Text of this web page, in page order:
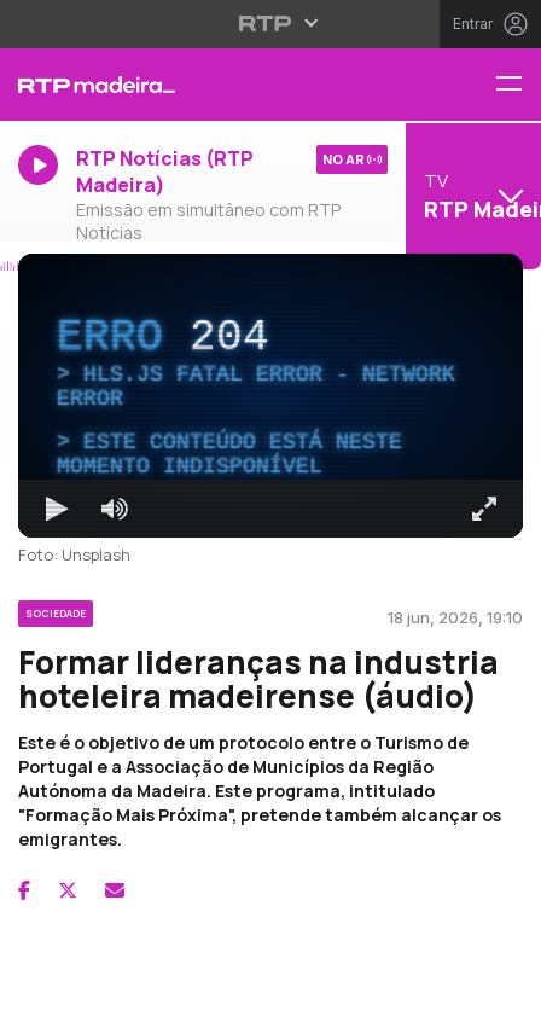
Entrar
RTP Notícias (RTP
Madeira)
Emissão em simultâneo com RTP
Notícias
NO AR
TV
RTP
ERRO204
HLS.JS FATAL ERROR - NETWORK
ERROR
ESTE CONTEÚDO ESTÁ NESTE
MOMENTO INDISPONÍVEL
Foto: Unsplash
SOCIEDADE 18 jun, 2026, 19:10
Formar lideranças na industria
hoteleira madeirense (áudio)
Este é o objetivo de um protocolo entre o Turismo de
Portugal e a Associação de Municípios da Região
Autónoma da Madeira. Este programa, intitulado
"Formação Mais Próxima", pretende também alcançar os
emigrantes.